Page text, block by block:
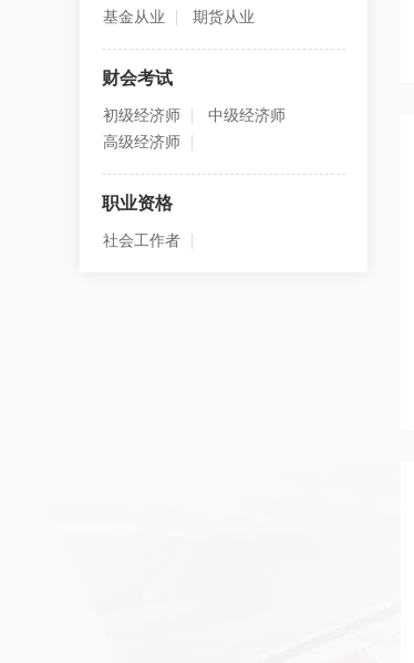
基金从业
期货从业
财会考试
初级经济师
中级经济师
高级经济师
职业资格
社会工作者